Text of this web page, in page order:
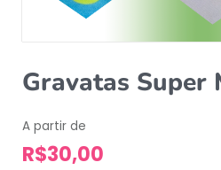
Gravatas Super
A partir de
R$30,00